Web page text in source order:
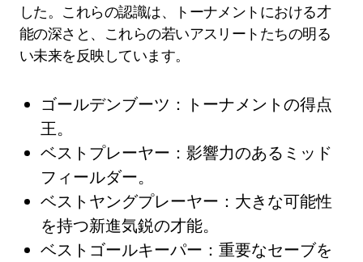
した。これらの認識は、トーナメントにおける才
能の深さと、これらの若いアスリートたちの明る
い未来を反映しています。
ゴールデンブーツ：トーナメントの得点
王。
ベストプレーヤー：影響力のあるミッド
フィールダー。
ベストヤングプレーヤー：大きな可能性
を持つ新進気鋭の才能。
ベストゴールキーパー：重要なセーブを